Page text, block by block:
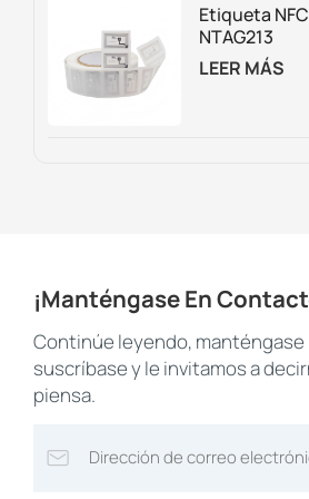
Trampolines.
Etiqueta NFC
NTAG213
Regrabable
LEER MÁS
¡Manténgase En
Continúe leyendo, manténgase
suscríbase y le invitamos a
piensa.